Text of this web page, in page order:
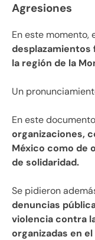
Agresiones
En este momento,
desplazamientos
la región de la
Un
En este
organizaciones,
México como de
de solidaridad.
Se pidieron
denuncias
violencia contra
organizadas en el